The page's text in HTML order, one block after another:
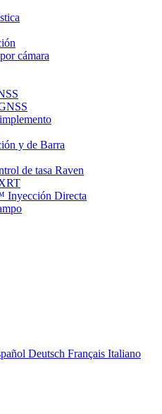
cámara
y de Barra
de tasa Raven
Inyección Directa
Deutsch Français Italiano